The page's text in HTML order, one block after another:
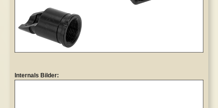
Internals Bilder: